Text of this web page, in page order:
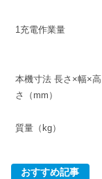
1充電作業量
本機寸法 長さ×幅×高
さ（mm）
質量（kg）
おすすめ記事